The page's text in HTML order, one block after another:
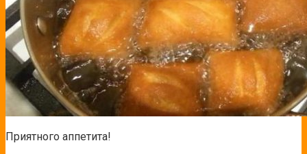
Приятного аппетита!